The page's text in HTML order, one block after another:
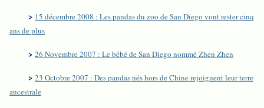
> 15 décembre 2008 : Les pandas du zoo de San Diego vont rester cinq
ans de plus
> 26 Novembre 2007 : Le bébé de San Diego nommé Zhen Zhen
> 23 Octobre 2007 : Des pandas nés hors de Chine rejoignent leur terre
ancestrale